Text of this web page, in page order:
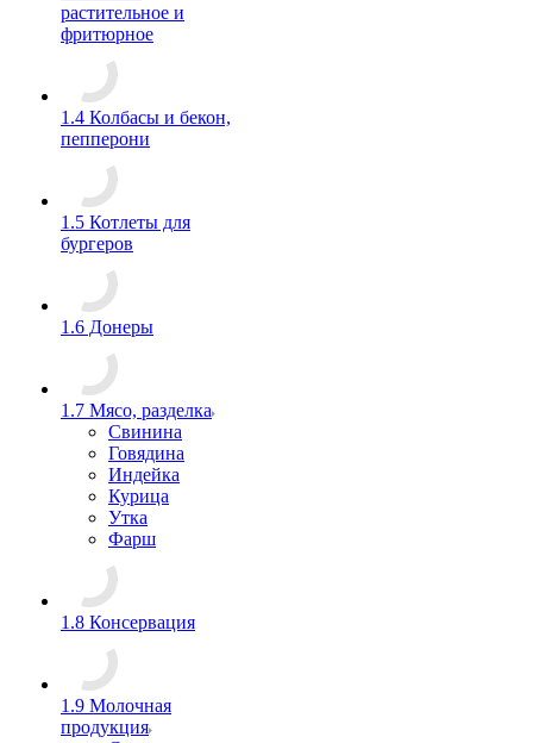
растительное и
фритюрное
1.4 Колбасы и бекон,
пепперони
1.5 Котлеты для
бургеров
1.6 Донеры
1.7 Мясо, разделка
Свинина
Говядина
Индейка
Курица
Утка
Фарш
1.8 Консервация
1.9 Молочная
продукция